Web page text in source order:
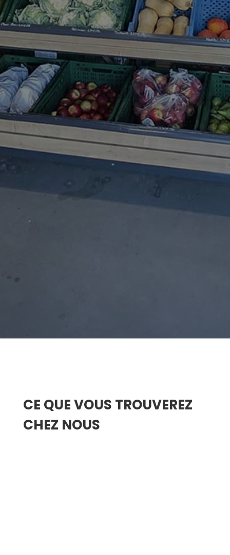
CE QUE VOUS TROUVEREZ
CHEZ NOUS